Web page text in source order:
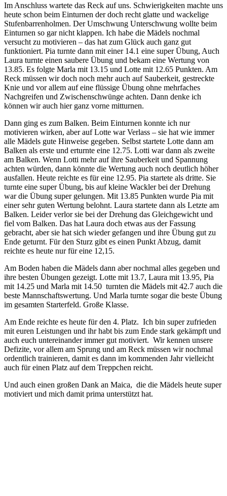
Im Anschluss wartete das Reck auf uns. Schwierigkeiten machte uns
heute schon beim Einturnen der doch recht glatte und wackelige
Stufenbarrenholmen. Der Umschwung Unterschwung wollte beim
Einturnen so gar nicht klappen. Ich habe die Mädels nochmal
versucht zu motivieren – das hat zum Glück auch ganz gut
funktioniert. Pia turnte dann mit einer 14.1 eine super Übung, Auch
Laura turnte einen saubere Übung und bekam eine Wertung von
13.85. Es folgte Marla mit 13.15 und Lotte mit 12.65 Punkten. Am
Reck müssen wir doch noch mehr auch auf Sauberkeit, gestreckte
Knie und vor allem auf eine flüssige Übung ohne mehrfaches
Nachgreifen und Zwischenschwünge achten. Dann denke ich
können wir auch hier ganz vorne mitturnen.
Dann ging es zum Balken. Beim Einturnen konnte ich nur
motivieren wirken, aber auf Lotte war Verlass – sie hat wie immer
alle Mädels gute Hinweise gegeben. Selbst startete Lotte dann am
Balken als erste und erturnte eine 12.75. Lotti war dann als zweite
am Balken. Wenn Lotti mehr auf ihre Sauberkeit und Spannung
achten würden, dann könnte die Wertung auch noch deutlich höher
ausfallen. Heute reichte es für eine 12.95. Pia startete als dritte. Sie
turnte eine super Übung, bis auf kleine Wackler bei der Drehung
war die Übung super gelungen. Mit 13.85 Punkten wurde Pia mit
einer sehr guten Wertung belohnt. Laura startete dann als Letzte am
Balken. Leider verlor sie bei der Drehung das Gleichgewicht und
fiel vom Balken. Das hat Laura doch etwas aus der Fassung
gebracht, aber sie hat sich wieder gefangen und ihre Übung gut zu
Ende geturnt. Für den Sturz gibt es einen Punkt Abzug, damit
reichte es heute nur für eine 12,15.
Am Boden haben die Mädels dann aber nochmal alles gegeben und
ihre besten Übungen gezeigt. Lotte mit 13.7, Laura mit 13.95, Pia
mit 14.25 und Marla mit 14.50 turnten die Mädels mit 42.7 auch die
beste Mannschaftswertung. Und Marla turnte sogar die beste Übung
im gesamten Starterfeld. Große Klasse.
Am Ende reichte es heute für den 4. Platz. Ich bin super zufrieden
mit euren Leistungen und ihr habt bis zum Ende stark gekämpft und
auch euch untereinander immer gut motiviert. Wir kennen unsere
Defizite, vor allem am Sprung und am Reck müssen wir nochmal
ordentlich trainieren, damit es dann im kommenden Jahr vielleicht
auch für einen Platz auf dem Treppchen reicht.
Und auch einen großen Dank an Maica, die die Mädels heute super
motiviert und mich damit prima unterstützt hat.